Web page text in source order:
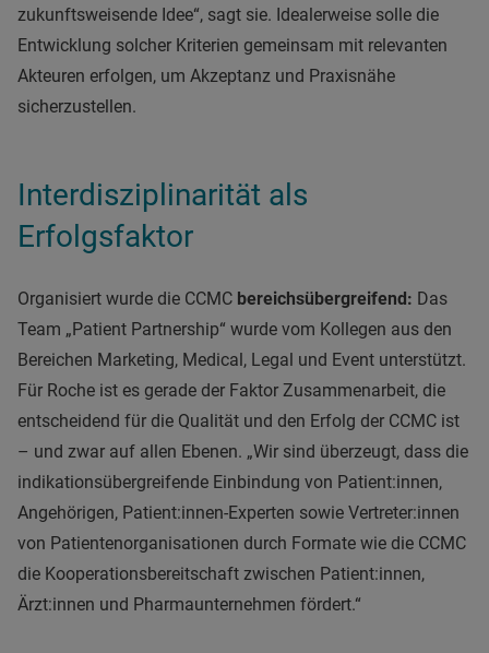
zukunftsweisende Idee“, sagt sie. Idealerweise solle die
Entwicklung solcher Kriterien gemeinsam mit relevanten
Akteuren erfolgen, um Akzeptanz und Praxisnähe
sicherzustellen.
Interdisziplinarität als
Erfolgsfaktor
Organisiert wurde die CCMC bereichsübergreifend: Das
Team „Patient Partnership“ wurde vom Kollegen aus den
Bereichen Marketing, Medical, Legal und Event unterstützt.
Für Roche ist es gerade der Faktor Zusammenarbeit, die
entscheidend für die Qualität und den Erfolg der CCMC ist
– und zwar auf allen Ebenen. „Wir sind überzeugt, dass die
indikationsübergreifende Einbindung von Patient:innen,
Angehörigen, Patient:innen-Experten sowie Vertreter:innen
von Patientenorganisationen durch Formate wie die CCMC
die Kooperationsbereitschaft zwischen Patient:innen,
Ärzt:innen und Pharmaunternehmen fördert.“